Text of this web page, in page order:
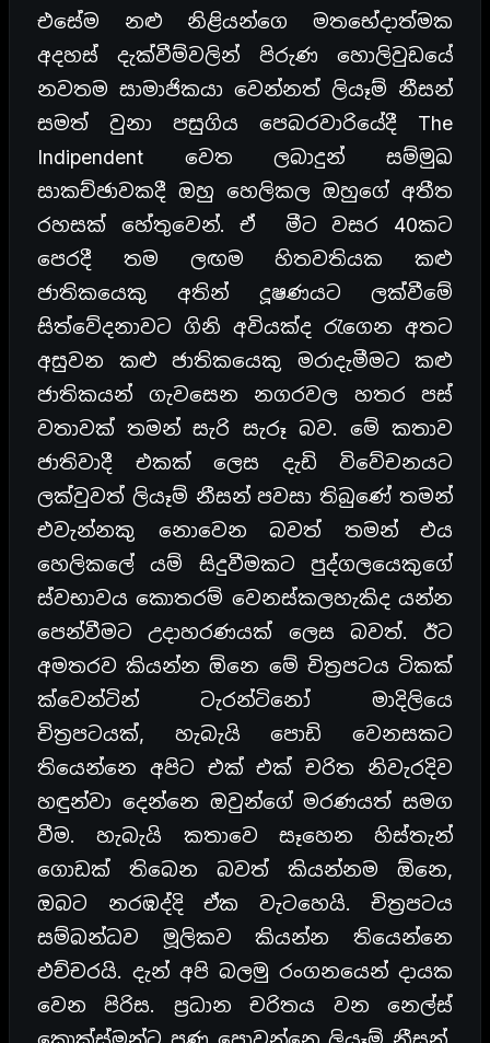
එසේම නළු නිළියන්ගෙ මතභේදාත්මක
අදහස් දැක්වීම්වලින් පිරුණ හොලිවුඩයේ
නවතම සාමාජිකයා වෙන්නත් ලියෑම් නීසන්
සමත් වුනා පසුගිය පෙබරවාරියේදී The
Indipendent වෙත ලබාදුන් සම්මුඛ
සාකච්ඡාවකදී ඔහු හෙලිකල ඔහුගේ අතීත
රහසක් හේතුවෙන්. ඒ මීට වසර 40කට
පෙරදී තම ලඟම හිතවතියක කළු
ජාතිකයෙකු අතින් දූෂණයට ලක්වීමේ
සිත්වේදනාවට ගිනි අවියක්ද රැගෙන අතට
අසුවන කළු ජාතිකයෙකු මරාදැමීමට කළු
ජාතිකයන් ගැවසෙන නගරවල හතර පස්
වතාවක් තමන් සැරි සැරූ බව. මේ කතාව
ජාතිවාදී එකක් ලෙස දැඩි විවේචනයට
ලක්වුවත් ලියෑම් නීසන් පවසා තිබුණේ තමන්
එවැන්නකු නොවෙන බවත් තමන් එය
හෙලිකලේ යම් සිදුවීමකට පුද්ගලයෙකුගේ
ස්වභාවය කොතරම් වෙනස්කලහැකිද යන්න
පෙන්වීමට උදාහරණයක් ලෙස බවත්. ඊට
අමතරව කියන්න ඕනෙ මේ චිත්‍රපටය ටිකක්
ක්වෙන්ටින් ටැරන්ටිනෝ මාදිලියෙ
චිත්‍රපටයක්, හැබැයි පොඩි වෙනසකට
තියෙන්නෙ අපිට එක් එක් චරිත නිවැරදිව
හඳුන්වා දෙන්නෙ ඔවුන්ගේ මරණයත් සමග
වීම. හැබැයි කතාවෙ සෑහෙන හිස්තැන්
ගොඩක් තිබෙන බවත් කියන්නම ඕනෙ,
ඔබට නරඹද්දි ඒක වැටහෙයි. චිත්‍රපටය
සම්බන්ධව මූලිකව කියන්න තියෙන්නෙ
එච්චරයි. දැන් අපි බලමු රංගනයෙන් දායක
වෙන පිරිස. ප්‍රධාන චරිතය වන නෙල්ස්